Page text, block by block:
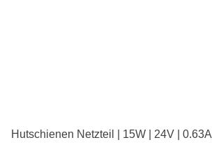
Hutschienen Netzteil | 15W | 24V | 0.63A